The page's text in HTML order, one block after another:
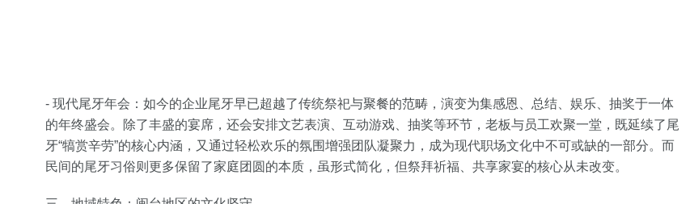
- 现代尾牙年会：如今的企业尾牙早已超越了传统祭祀与聚餐的范畴，演变为集感恩、总结、娱乐、抽奖于一体
的年终盛会。除了丰盛的宴席，还会安排文艺表演、互动游戏、抽奖等环节，老板与员工欢聚一堂，既延续了尾
牙“犒赏辛劳”的核心内涵，又通过轻松欢乐的氛围增强团队凝聚力，成为现代职场文化中不可或缺的一部分。而
民间的尾牙习俗则更多保留了家庭团圆的本质，虽形式简化，但祭拜祈福、共享家宴的核心从未改变。